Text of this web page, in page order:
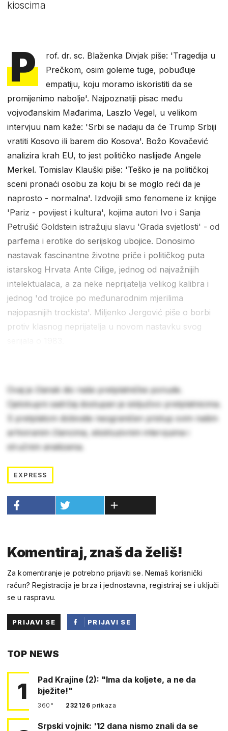
kioscima
P
rof. dr. sc. Blaženka Divjak piše: 'Tragedija u
Prečkom, osim goleme tuge, pobuđuje
empatiju, koju moramo iskoristiti da se
promijenimo nabolje'. Najpoznatiji pisac među
vojvođanskim Mađarima, Laszlo Vegel, u velikom
intervjuu nam kaže: 'Srbi se nadaju da će Trump Srbiji
vratiti Kosovo ili barem dio Kosova'. Božo Kovačević
analizira krah EU, to jest političko naslijeđe Angele
Merkel. Tomislav Klauški piše: 'Teško je na političkoj
sceni pronaći osobu za koju bi se moglo reći da je
naprosto - normalna'. Izdvojili smo fenomene iz knjige
'Pariz - povijest i kultura', kojima autori Ivo i Sanja
Petrušić Goldstein istražuju slavu 'Grada svjetlosti' - od
parfema i erotike do serijskog ubojice. Donosimo
nastavak fascinantne životne priče i političkog puta
istarskog Hrvata Ante Cilige, jednog od najvažnijih
intelektualaca, a za neke neprijatelja velikog kalibra i
jednog 'od trojice po međunarodnim mjerilima
najopasnijih trockista'. Miljenko Jergović piše o borbi
protiv klasnog neprijatelja u novom nastavku svog
Ovaj je članak dio naše pretplatničke ponude.
Cjelokupni sadržaj dostupan je isključivo pretplatnicima.
S pretplatom dobivate neograničen pristup svim našim
arhiviranim člancima, ekskluzivnim intervjuima i
stručnim analizama.
EXPRESS
Komentiraj, znaš da želiš!
Za komentiranje je potrebno prijaviti se. Nemaš korisnički
račun? Registracija je brza i jednostavna, registriraj se i uključi
se u raspravu.
PRIJAVI SE
PRIJAVI SE
TOP NEWS
1
Pad Krajine (2): "Ima da koljete, a ne da
bježite!"
360° 232126prikaza
Srpski vojnik: '12 dana nismo znali da se